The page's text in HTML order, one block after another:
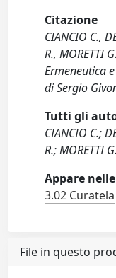
Citazione
CIANCIO C.,
R., MORETTI
Ermeneutica
di Sergio
Tutti gli
CIANCIO C.;
R.; MORETTI
Appare
3.02 Curatela
File in questo